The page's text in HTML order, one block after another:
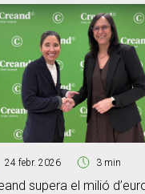
24 febr. 2026 3 min
supera el milió